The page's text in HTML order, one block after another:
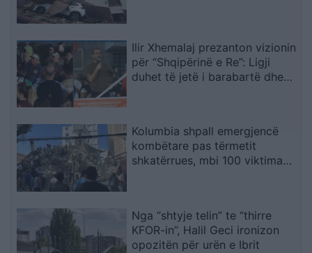
Ilir Xhemalaj prezanton vizionin
për “Shqipërinë e Re”: Ligji
duhet të jetë i barabartë dhe
Kolumbia shpall emergjencë
kombëtare pas tërmetit
shkatërrues, mbi 100 viktima
Nga “shtyje telin” te “thirre
KFOR-in”, Halil Geci ironizon
opozitën për urën e Ibrit